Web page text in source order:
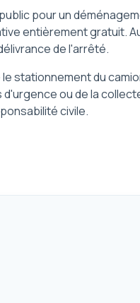
pour un
entièrement gratuit.
de l'arrêté.
stationnement du
ou de la
civile.